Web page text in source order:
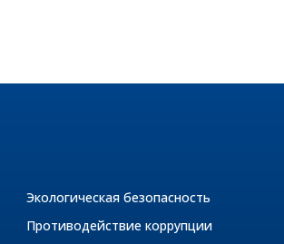
Экологическая безопасность
Противодействие коррупции